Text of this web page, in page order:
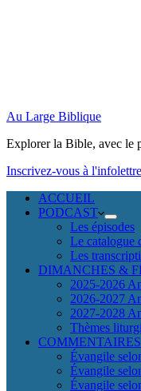
Au Large Biblique
Explorer la Bible, avec le
Inscrivez-vous à l'infolettre
ACCUEIL
PODCAST
Les épisodes
Le catalogue
Les
DIMANCHES &
2025-2026
2026-2027
2027-2028
Thèmes
Évangile
Évangile
Évangile